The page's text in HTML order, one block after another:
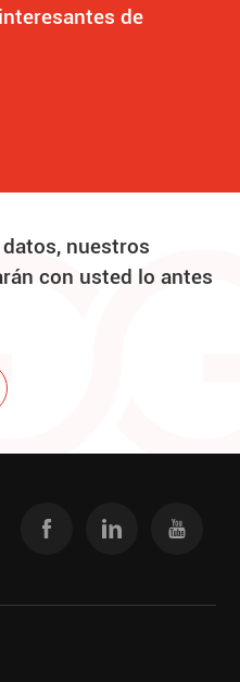
de
nuestros
con usted lo antes